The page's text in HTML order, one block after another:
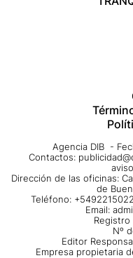
Agencia DIB -
Contactos:
Dirección de las oficinas:
de
Teléfono:
Email:
Registro
Nº
Editor
Empresa propietaria